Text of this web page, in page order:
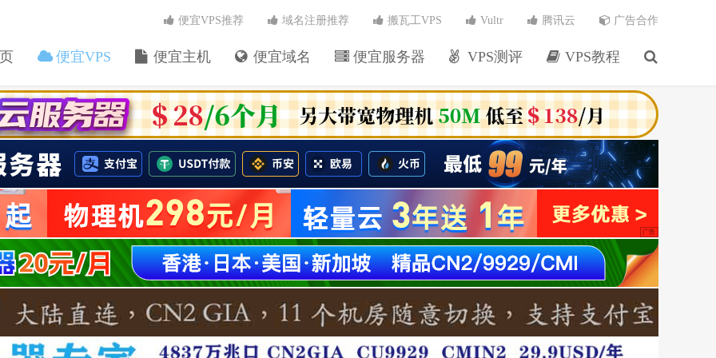
便宜VPS 便宜主机 便宜域名 便宜服务器 VPS测评 VPS教程
便宜VPS推荐 域名注册推荐 搬瓦工VPS Vultr 腾讯云 广告合作